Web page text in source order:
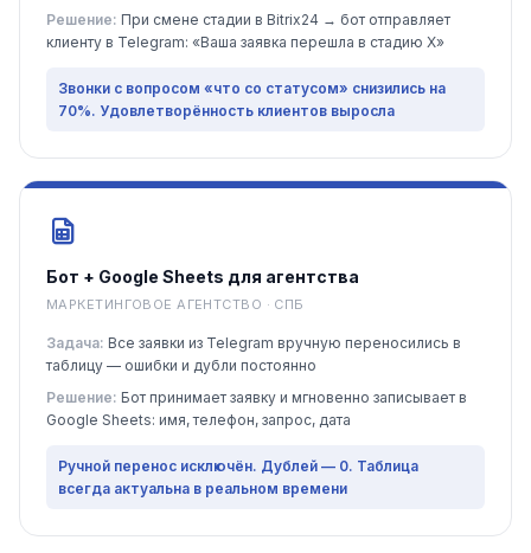
Решение: При смене стадии в Bitrix24 → бот отправляет
клиенту в Telegram: «Ваша заявка перешла в стадию X»
Звонки с вопросом «что со статусом» снизились на
70%. Удовлетворённость клиентов выросла
Бот + Google Sheets для агентства
МАРКЕТИНГОВОЕ АГЕНТСТВО · СПБ
Задача: Все заявки из Telegram вручную переносились в
таблицу — ошибки и дубли постоянно
Решение: Бот принимает заявку и мгновенно записывает в
Google Sheets: имя, телефон, запрос, дата
Ручной перенос исключён. Дублей — 0. Таблица
всегда актуальна в реальном времени